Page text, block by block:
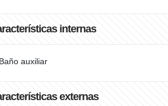
internas
Baño auxiliar
externas